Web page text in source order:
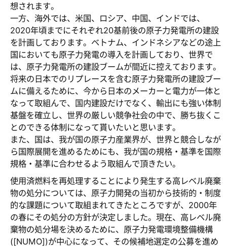
想されます。
一方、海外では、米国、ロシア、中国、インドでは、
2020年頃までにそれぞれ20基前後の原子力発電所の建設
を計画しております。ベトナム、インドネシアなどの途上
国においても原子力発電の導入を計画しており、世界で
は、原子力発電所の建設ブームが間近に控えております。
将来の日本でのリプレースを含む原子力発電所の建設ブー
ムに備えるために、今から日本のメーカーと電力が一体と
なって取組んで、国内建設だけでなく、輸出にも強い体制
基盤を確立し、世界の厳しい競争社会の中で、勝ち抜くこ
とのできる体制になって貰いたいと思います。
また、国は、我が国の原子力産業界が、世界と競合しなが
ら国際展開を進めるためにも、我が国の規格・基準を国際
規格・基準に合わせるよう取組んで頂きたい。
使用済燃料を再処理することにより発生する高レベル廃棄
物の処分については、原子力開発の当初から技術的・制度
的な課題について取組まれてきたところですが、2000年
の春にその処分の方針が決定しました。現在、高レベル廃
棄物の処分場を決めるために、原子力発電環境整備機構
([NUMO])が中心になって、その候補地選定の公募を進め